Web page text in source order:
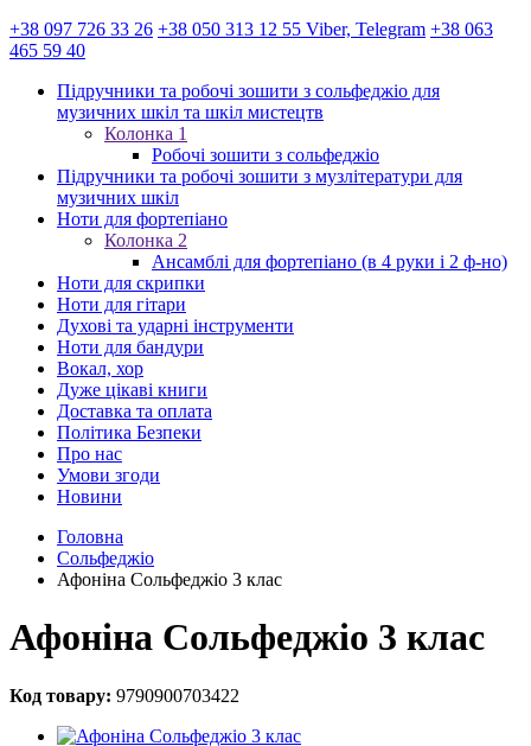
+38 097 726 33 26 +38 050 313 12 55 Viber, Telegram +38 063
465 59 40
Підручники та робочі зошити з сольфеджіо для
музичних шкіл та шкіл мистецтв
Колонка 1
Робочі зошити з сольфеджіо
Підручники та робочі зошити з музлітератури для
музичних шкіл
Ноти для фортепіано
Колонка 2
Ансамблі для фортепіано (в 4 руки і 2 ф-но)
Ноти для скрипки
Ноти для гітари
Духові та ударні інструменти
Ноти для бандури
Вокал, хор
Дуже цікаві книги
Доставка та оплата
Політика Безпеки
Про нас
Умови згоди
Новини
Головна
Сольфеджіо
Афоніна Сольфеджіо 3 клас
Афоніна Сольфеджіо 3 клас
Код товару: 9790900703422